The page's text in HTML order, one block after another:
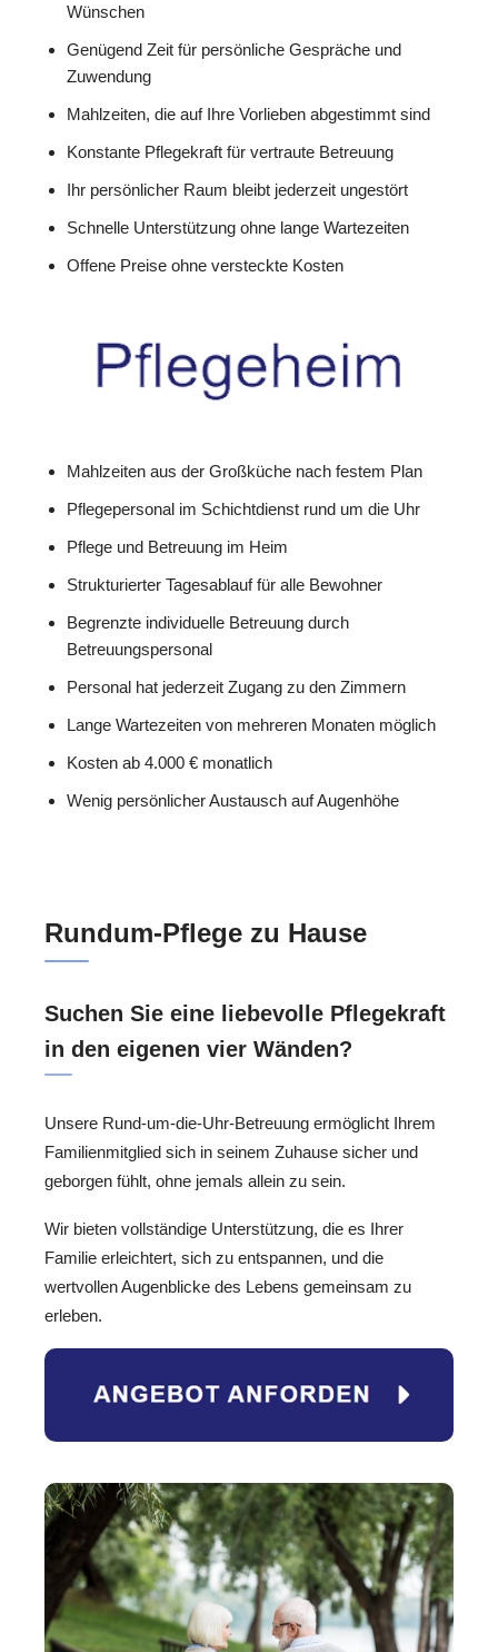
Wünschen
Genügend Zeit für persönliche Gespräche und
Zuwendung
Mahlzeiten, die auf Ihre Vorlieben abgestimmt sind
Konstante Pflegekraft für vertraute Betreuung
Ihr persönlicher Raum bleibt jederzeit ungestört
Schnelle Unterstützung ohne lange Wartezeiten
Offene Preise ohne versteckte Kosten
Mahlzeiten aus der Großküche nach festem Plan
Pflegepersonal im Schichtdienst rund um die Uhr
Pflege und Betreuung im Heim
Strukturierter Tagesablauf für alle Bewohner
Begrenzte individuelle Betreuung durch
Betreuungspersonal
Personal hat jederzeit Zugang zu den Zimmern
Lange Wartezeiten von mehreren Monaten möglich
Kosten ab 4.000 € monatlich
Wenig persönlicher Austausch auf Augenhöhe
Rundum-Pflege zu Hause
Suchen Sie eine liebevolle Pflegekraft
in den eigenen vier Wänden?
Unsere Rund-um-die-Uhr-Betreuung ermöglicht Ihrem
Familienmitglied sich in seinem Zuhause sicher und
geborgen fühlt, ohne jemals allein zu sein.
Wir bieten vollständige Unterstützung, die es Ihrer
Familie erleichtert, sich zu entspannen, und die
wertvollen Augenblicke des Lebens gemeinsam zu
erleben.